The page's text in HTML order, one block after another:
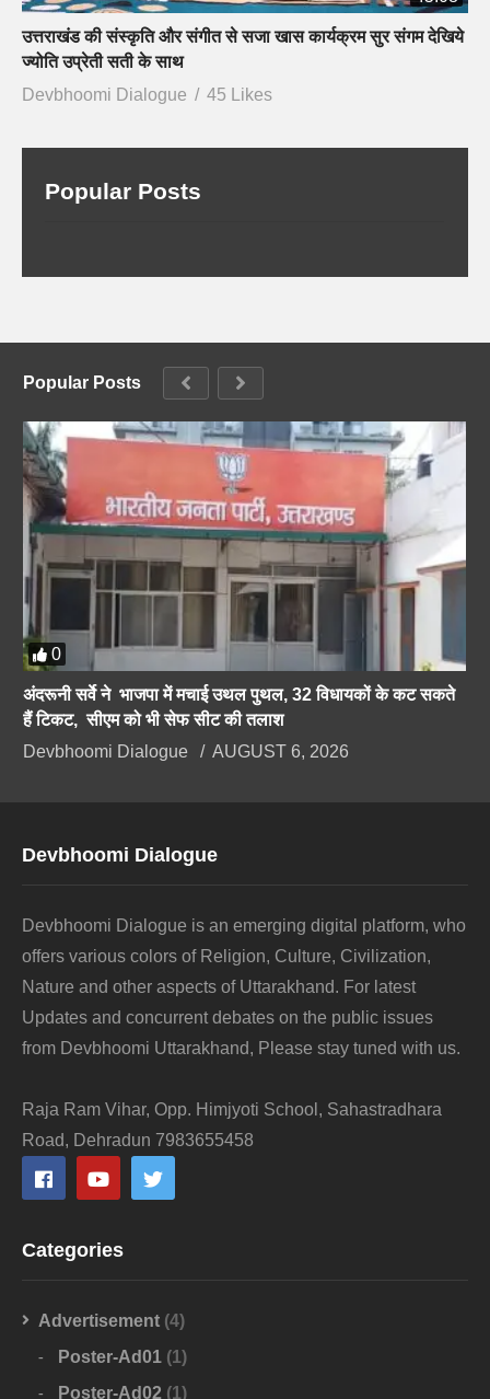
उत्तराखंड की संस्कृति और संगीत से सजा खास कार्यक्रम सुर संगम देखिये
ज्योति उप्रेती सती के साथ
Devbhoomi Dialogue
45 Likes
Popular Posts
Popular Posts
0
अंदरूनी सर्वे ने भाजपा में मचाई उथल पुथल, 32 विधायकों के कट सकते
हैं टिकट, सीएम को भी सेफ सीट की तलाश
Devbhoomi Dialogue
AUGUST 6, 2026
Devbhoomi Dialogue
Devbhoomi Dialogue is an emerging digital platform, who
offers various colors of Religion, Culture, Civilization,
Nature and other aspects of Uttarakhand. For latest
Updates and concurrent debates on the public issues
from Devbhoomi Uttarakhand, Please stay tuned with us.
Raja Ram Vihar, Opp. Himjyoti School, Sahastradhara
Road, Dehradun 7983655458
Categories
Advertisement (4)
Poster-Ad01 (1)
Poster-Ad02 (1)